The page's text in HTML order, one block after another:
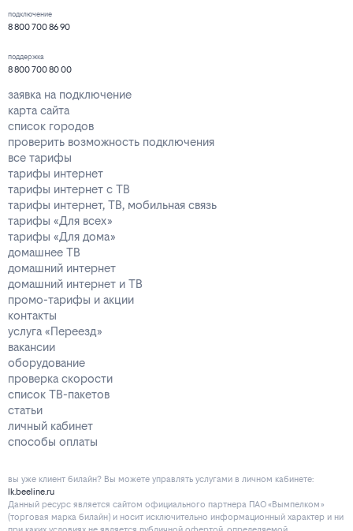
подключение
8 800 700 86 90
поддержка
8 800 700 80 00
заявка на подключение
карта сайта
список городов
проверить возможность подключения
все тарифы
тарифы интернет
тарифы интернет с ТВ
тарифы интернет, ТВ, мобильная связь
тарифы «Для всех»
тарифы «Для дома»
домашнее ТВ
домашний интернет
домашний интернет и ТВ
промо-тарифы и акции
контакты
услуга «Переезд»
вакансии
оборудование
проверка скорости
список ТВ-пакетов
статьи
личный кабинет
способы оплаты
вы уже клиент билайн? Вы можете управлять услугами в личнoм кaбинeтe:
lk.beeline.ru
Данный ресурс является сайтом официального партнера ПАО «Вымпелком»
(торговая марка билайн) и носит исключительно информационный характер и ни